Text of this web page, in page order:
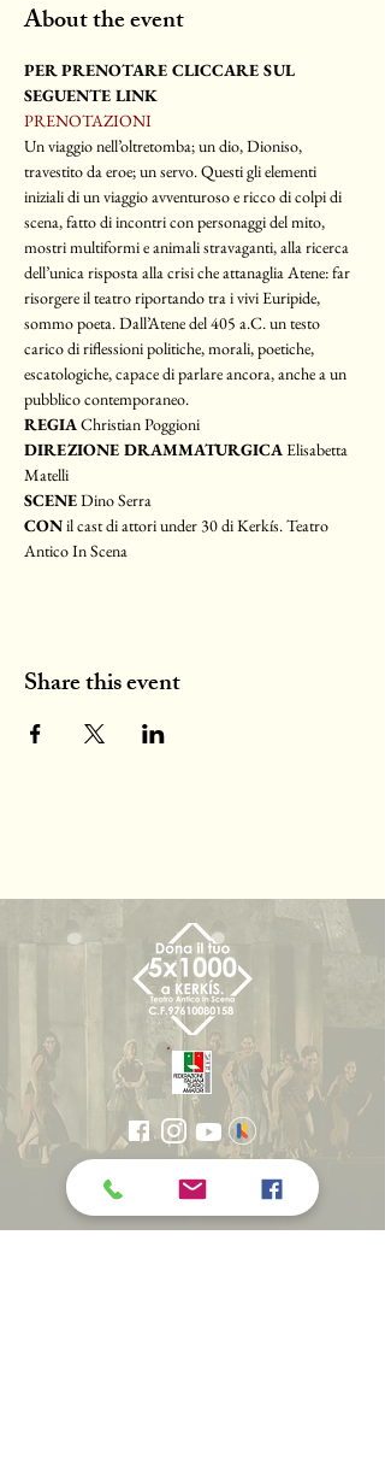
About the event
PER PRENOTARE CLICCARE SUL
SEGUENTE LINK
PRENOTAZIONI
Un viaggio nell’oltretomba; un dio, Dioniso,
travestito da eroe; un servo. Questi gli elementi
iniziali di un viaggio avventuroso e ricco di colpi di
scena, fatto di incontri con personaggi del mito,
mostri multiformi e animali stravaganti, alla ricerca
dell’unica risposta alla crisi che attanaglia Atene: far
risorgere il teatro riportando tra i vivi Euripide,
sommo poeta. Dall’Atene del 405 a.C. un testo
carico di riflessioni politiche, morali, poetiche,
escatologiche, capace di parlare ancora, anche a un
pubblico contemporaneo.
REGIA Christian Poggioni
DIREZIONE DRAMMATURGICA Elisabetta
Matelli
SCENE Dino Serra
CON il cast di attori under 30 di Kerkís. Teatro
Antico In Scena
Share this event